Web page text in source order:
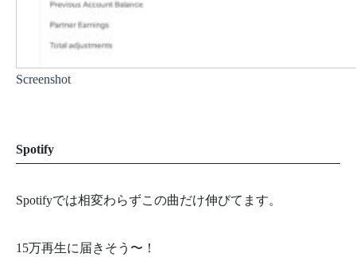
Screenshot
Spotify
Spotifyでは相変わらずこの曲だけ伸びてます。
15万再生に届きそう〜！